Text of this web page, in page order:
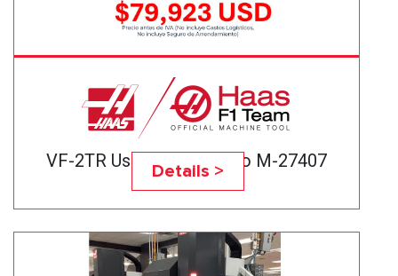
VF-2TR Usado Certificado M-27407
Details >